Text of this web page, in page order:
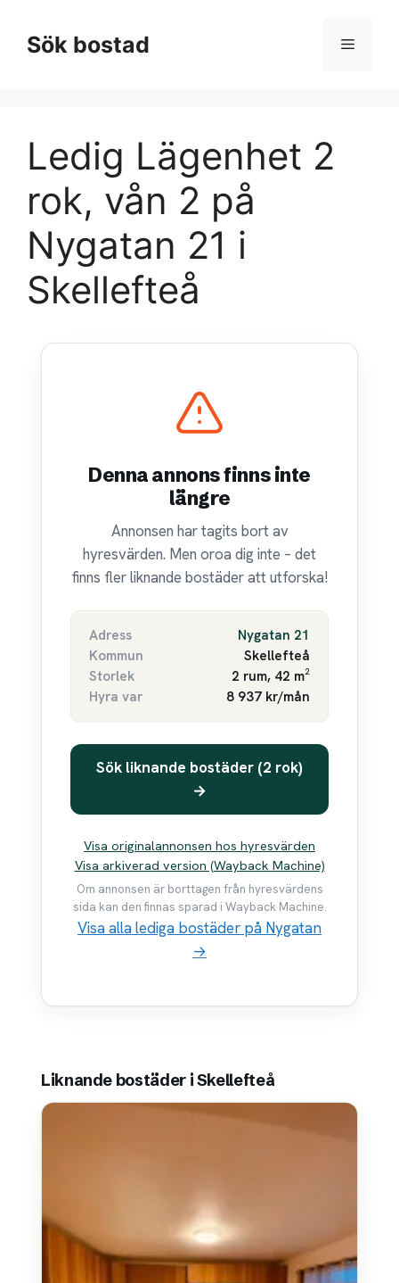
innehållSök bostad Meny
Ledig Lägenhet 2
rok, vån 2 på
Nygatan 21 i
Skellefteå
Denna annons finns inte
längre
Annonsen har tagits bort av
hyresvärden. Men oroa dig inte – det
finns fler liknande bostäder att utforska!
Adress
Nygatan 21
Kommun
Skellefteå
Storlek
2 rum, 42 m²
Hyra var
8 937 kr/mån
Sök liknande bostäder (2 rok)
→
Visa originalannonsen hos hyresvärden
Visa arkiverad version (Wayback Machine)
Om annonsen är borttagen från hyresvärdens
sida kan den finnas sparad i Wayback Machine.
Visa alla lediga bostäder på Nygatan
→
Liknande bostäder i Skellefteå